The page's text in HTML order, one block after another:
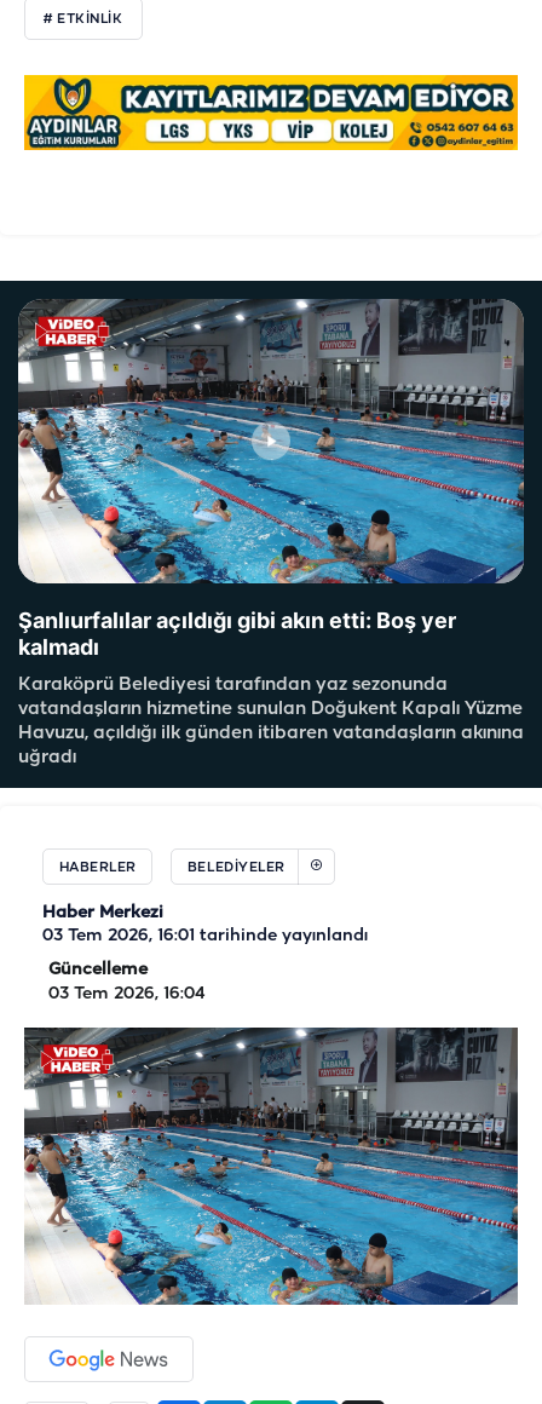
# ETKİNLİK
Şanlıurfalılar açıldığı gibi akın etti: Boş yer
kalmadı
Karaköprü Belediyesi tarafından yaz sezonunda
vatandaşların hizmetine sunulan Doğukent Kapalı Yüzme
Havuzu, açıldığı ilk günden itibaren vatandaşların akınına
uğradı
HABERLER BELEDIYELER
Haber Merkezi
03 Tem 2026, 16:01 tarihinde yayınlandı
Güncelleme
03 Tem 2026, 16:04